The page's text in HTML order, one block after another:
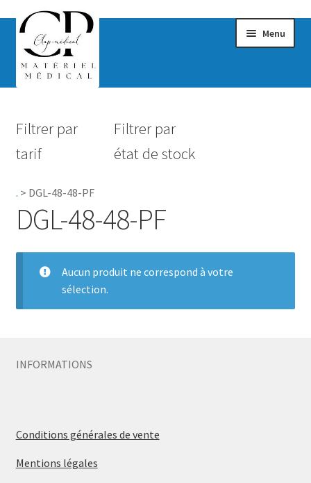
Menu
Hygiène
Accessoires Salle de bain
Pro.
Filtrer par
tarif
Filtrer par
état de stock
. > DGL-48-48-PF
DGL-48-48-PF
Aucun produit ne correspond à votre
sélection.
INFORMATIONS
Conditions générales de vente
Mentions légales